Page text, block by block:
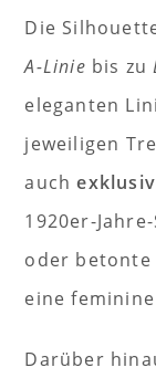
Die
A-Linie bis zu
eleganten
jeweiligen
auch
1920er-
oder betonte
eine
Darüber